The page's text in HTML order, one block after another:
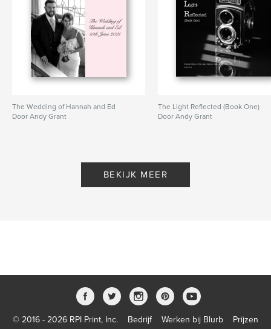
The Wedding of Hannah and Ed
Door Andy Grant
The Light Reflected (Book One)
Door Andy Grant
BEKIJK MEER
© 2016 - 2026 RPI Print, Inc. Bedrijf Werken bij Blurb Prijzen